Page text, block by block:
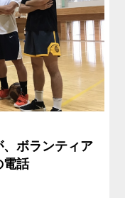
ボランティア
電話